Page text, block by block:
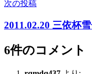
ビ
ゲ
ー
シ
次の投稿
2011.02.20 三依杯
6件のコメント